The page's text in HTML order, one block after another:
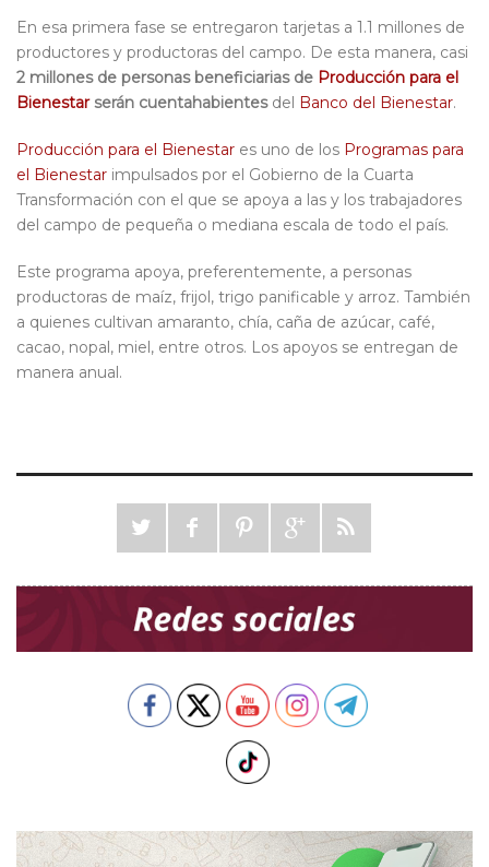
En esa primera fase se entregaron tarjetas a 1.1 millones de
productores y productoras del campo. De esta manera, casi
2 millones de personas beneficiarias de Producción para el
Bienestarserán cuentahabientesdel Banco del Bienestar.
Producción para el Bienestar es uno de los Programas para
el Bienestar impulsados por el Gobierno de la Cuarta
Transformación con el que se apoya a las y los trabajadores
del campo de pequeña o mediana escala de todo el país.
Este programa apoya, preferentemente, a personas
productoras de maíz, frijol, trigo panificable y arroz. También
a quienes cultivan amaranto, chía, caña de azúcar, café,
cacao, nopal, miel, entre otros. Los apoyos se entregan de
manera anual.